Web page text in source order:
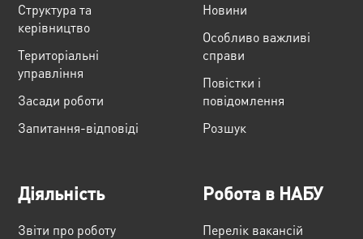
Структура та
керівництво
Територіальні
управління
Засади роботи
Запитання-відповіді
Новини
Особливо важливі
справи
Повістки і
повідомлення
Розшук
Діяльність
Звіти про роботу
Робота в НАБУ
Перелік вакансій